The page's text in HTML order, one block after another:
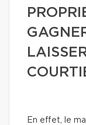
En effet, le